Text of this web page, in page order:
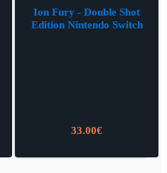
Ion Fury - Double Shot
Edition Nintendo Switch
33.00€